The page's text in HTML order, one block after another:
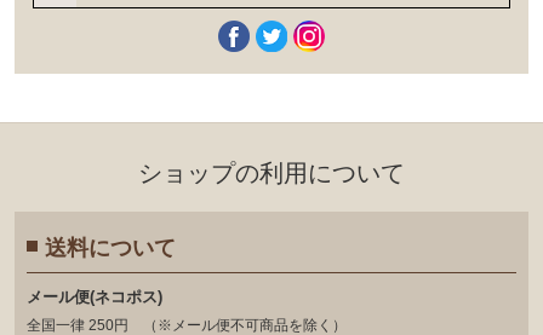
ショップの利⽤について
送料について
メール便(ネコポス)
全国一律 250円 （※メール便不可商品を除く）